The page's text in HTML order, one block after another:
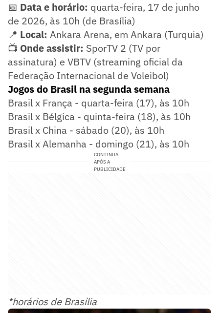
📅 Data e horário: quarta-feira, 17 de junho
de 2026, às 10h (de Brasília)
📍 Local: Ankara Arena, em Ankara (Turquia)
📺 Onde assistir: SporTV 2 (TV por
assinatura) e VBTV (streaming oficial da
Federação Internacional de Voleibol)
Jogos do Brasil na segunda semana
Brasil x França - quarta-feira (17), às 10h
Brasil x Bélgica - quinta-feira (18), às 10h
Brasil x China - sábado (20), às 10h
Brasil x Alemanha - domingo (21), às 10h
CONTINUA
APÓS A
PUBLICIDADE
*horários de Brasília